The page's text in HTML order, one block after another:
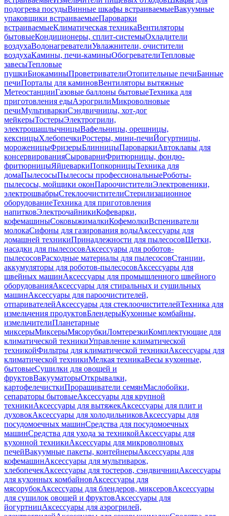
подогрева посудыВинные шкафы встраиваемыеВакуумные
упаковщики встраиваемыеПароварки
встраиваемыеКлиматическая техникаВентиляторы
бытовыеКондиционеры, сплит-системыОхладители
воздухаВодонагревателиУвлажнители, очистители
воздухаКамины, печи-каминыОбогревателиТепловые
завесыТепловые
пушкиБиокаминыПроветривателиОтопительные печиБанные
печиПорталы для каминовВентиляторы вытяжные
МетеостанцииГазовые баллоны бытовыеТехника для
приготовления едыАэрогрилиМикроволновые
печиМультиваркиСэндвичницы, хот-дог
мейкерыТостерыЭлектрогрили,
электрошашлычницыВафельницы, орешницы,
кексницыХлебопечкиРостеры, мини-печиЙогуртницы,
мороженицыФризерыБлинницыПароваркиАвтоклавы для
консервированияСыроварниФритюрницы, фондю-
фритюрницыЯйцеваркиПопкорницыТехника для
домаПылесосыПылесосы профессиональныеРоботы-
пылесосы, мойщики оконПароочистителиЭлектровеники,
электрошвабрыСтеклоочистителиСтерилизационное
оборудованиеТехника для приготовления
напитковЭлектрочайникиКофеварки,
кофемашиныСоковыжималкиКофемолкиВспениватели
молокаСифоны для газирования водыАксессуары для
домашней техникиПринадлежности для пылесосовЩетки,
насадки для пылесосовАксессуары для роботов-
пылесосовРасходные материалы для пылесосовСтанции,
аккумуляторы для роботов-пылесосовАксессуары для
швейных машинАксессуары для промышленного швейного
оборудованияАксессуары для стиральных и сушильных
машинАксессуары для пароочистителей,
отпаривателейАксессуары для стеклоочистителейТехника для
измельчения продуктовБлендерыКухонные комбайны,
измельчителиПланетарные
миксерыМиксерыМясорубкиЛомтерезкиКомплектующие для
климатической техникиУправление климатической
техникойФильтры для климатической техникиАксессуары для
климатической техникиМелкая техникаВесы кухонные,
бытовыеСушилки для овощей и
фруктовВакууматорыОткрывалки,
картофелечисткиПроращиватели семянМаслобойки,
сепараторы бытовыеАксессуары для крупной
техникиАксессуары для вытяжекАксессуары для плит и
духовокАксессуары для холодильниковАксессуары для
посудомоечных машинСредства для посудомоечных
машинСредства для ухода за техникойАксессуары для
кухонной техникиАксессуары для микроволновых
печейВакуумные пакеты, контейнерыАксессуары для
кофемашинАксессуары для мультиварок,
хлебопечекАксессуары для тостеров, сэндвичницАксессуары
для кухонных комбайновАксессуары для
мясорубокАксессуары для блендеров, миксеровАксессуары
для сушилок овощей и фруктовАксессуары для
йогуртницАксессуары для аэрогрилей,